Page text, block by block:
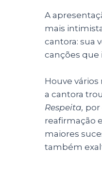
A
mais
cantora: sua
canções que
Houve
a cantora
Respeita, por
reafirmação
maiores
também